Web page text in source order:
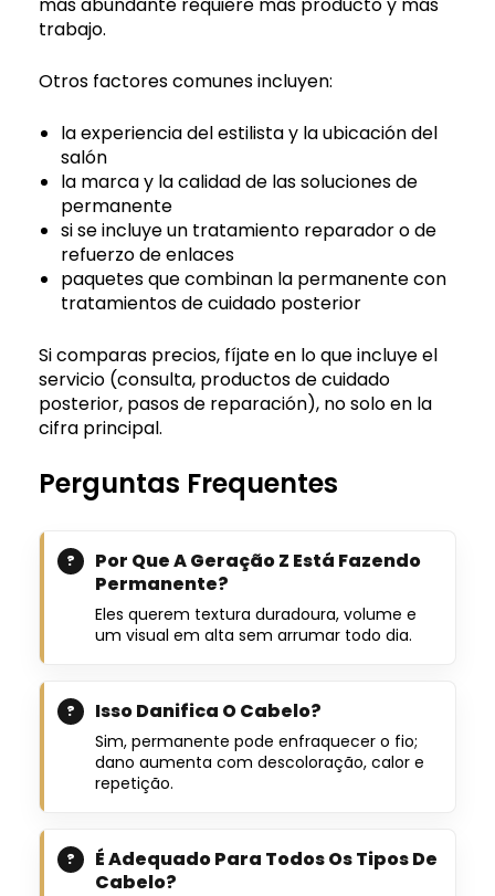
trabajo.
Otros factores comunes incluyen:
la experiencia del estilista y la ubicación del
salón
la marca y la calidad de las soluciones de
permanente
si se incluye un tratamiento reparador o de
refuerzo de enlaces
paquetes que combinan la permanente con
tratamientos de cuidado posterior
Si comparas precios, fíjate en lo que incluye el
servicio (consulta, productos de cuidado
posterior, pasos de reparación), no solo en la
cifra principal.
Perguntas Frequentes
Por Que A Geração Z Está Fazendo
Permanente?
Eles querem textura duradoura, volume e
um visual em alta sem arrumar todo dia.
Isso Danifica O Cabelo?
Sim, permanente pode enfraquecer o fio;
dano aumenta com descoloração, calor e
repetição.
É Adequado Para Todos Os Tipos De
Cabelo?